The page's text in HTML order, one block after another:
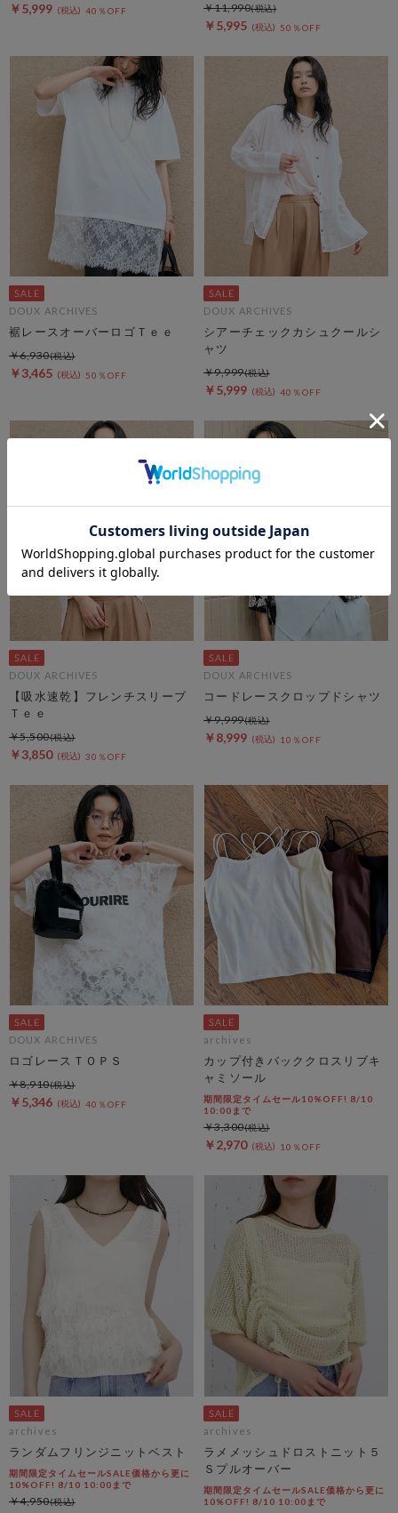
￥5,999 40％OFF
￥5,995 50％OFF
￥11,990
DOUX ARCHIVES
裾レースオーバーロゴＴｅｅ
￥3,465 50％OFF
￥6,930
DOUX ARCHIVES
シアーチェックカシュクールシ
ャツ
￥5,999 40％OFF
￥9,999
DOUX ARCHIVES
【吸水速乾】フレンチスリーブ
Ｔｅｅ
￥3,850 30％OFF
￥5,500
DOUX ARCHIVES
コードレースクロップドシャツ
￥8,999 10％OFF
￥9,999
DOUX ARCHIVES
ロゴレースＴＯＰＳ
￥5,346 40％OFF
￥8,910
archives
カップ付きバッククロスリブキ
ャミソール
期間限定タイムセール10%OFF! 8/10
10:00まで
￥2,970 10％OFF
￥3,300
archives
ランダムフリンジニットベスト
期間限定タイムセールSALE価格から更に
10%OFF! 8/10 10:00まで
￥4,950
archives
ラメメッシュドロストニット５
Ｓプルオーバー
期間限定タイムセールSALE価格から更に
10%OFF! 8/10 10:00まで